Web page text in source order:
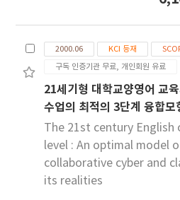
for middle schools. With
teachers of 7th-grade
discusses the realities
7th National Curriculum
experience when they
English classes. The
solutions and
teachers in order to
improvement of the
2000.06 KCI 등재
구독 인증기관 무료, 개인회원 유료
21세기형 대학교양영어 교
수업의 최적의 3단계 융합모
The 21st century English
level : An optimal model
collaborative cyber and
its realities